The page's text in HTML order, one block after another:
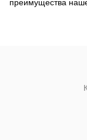
преимущества